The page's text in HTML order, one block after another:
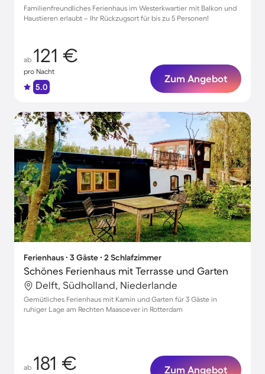
Familienfreundliches Ferienhaus im Westerkwartier mit Balkon und
Haustieren erlaubt – Ihr Rückzugsort für bis zu 5 Personen!
ab 121 €
pro Nacht
5.0
Zum Angebot
Ferienhaus ∙ 3 Gäste ∙ 2 Schlafzimmer
Schönes Ferienhaus mit Terrasse und Garten
Delft, Südholland, Niederlande
Gemütliches Ferienhaus mit Kamin und Garten für 3 Gäste in
ruhiger Lage am Rechten Maasoever in Rotterdam
ab 181 € Zum Angebot